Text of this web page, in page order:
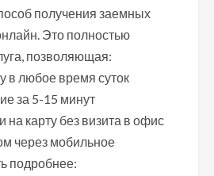
получения заемных
Это полностью
позволяющая:
в любое время суток
за 5-15 минут
на карту без визита в офис
через мобильное
подробнее: